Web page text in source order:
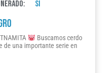
SI
Buscamos cerdo
de una importante serie en